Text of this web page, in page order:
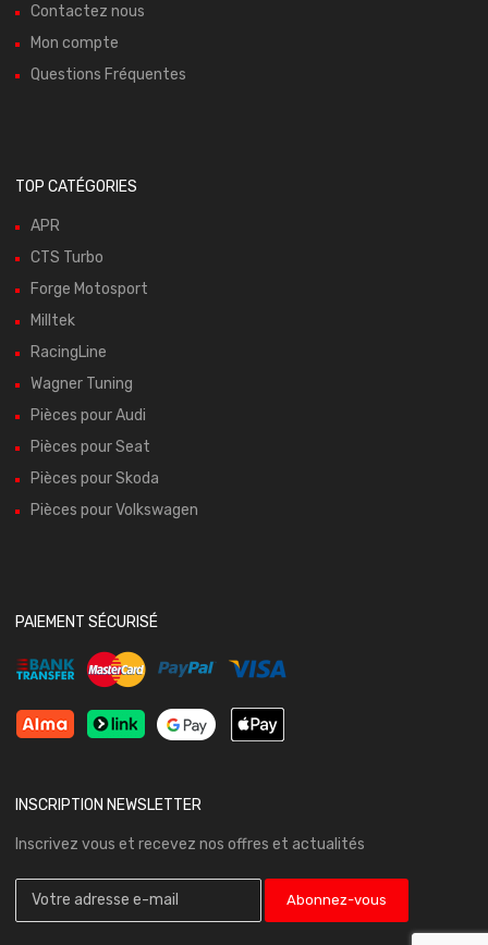
Contactez nous
Mon compte
Questions Fréquentes
TOP CATÉGORIES
APR
CTS Turbo
Forge Motosport
Milltek
RacingLine
Wagner Tuning
Pièces pour Audi
Pièces pour Seat
Pièces pour Skoda
Pièces pour Volkswagen
PAIEMENT SÉCURISÉ
INSCRIPTION NEWSLETTER
Inscrivez vous et recevez nos offres et actualités